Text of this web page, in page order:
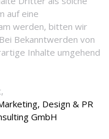
auf eine
werden, bitten wir
Bekanntwerden von
Inhalte umgehend
Design & PR
GmbH